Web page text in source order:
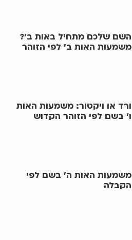
השם שלכם מתחיל באות ב'?
משמעות האות ב' לפי הזוהר
ורד או ויקטור: משמעות האות
ו' בשם לפי הזוהר הקדוש
משמעות האות ה' בשם לפי
הקבלה